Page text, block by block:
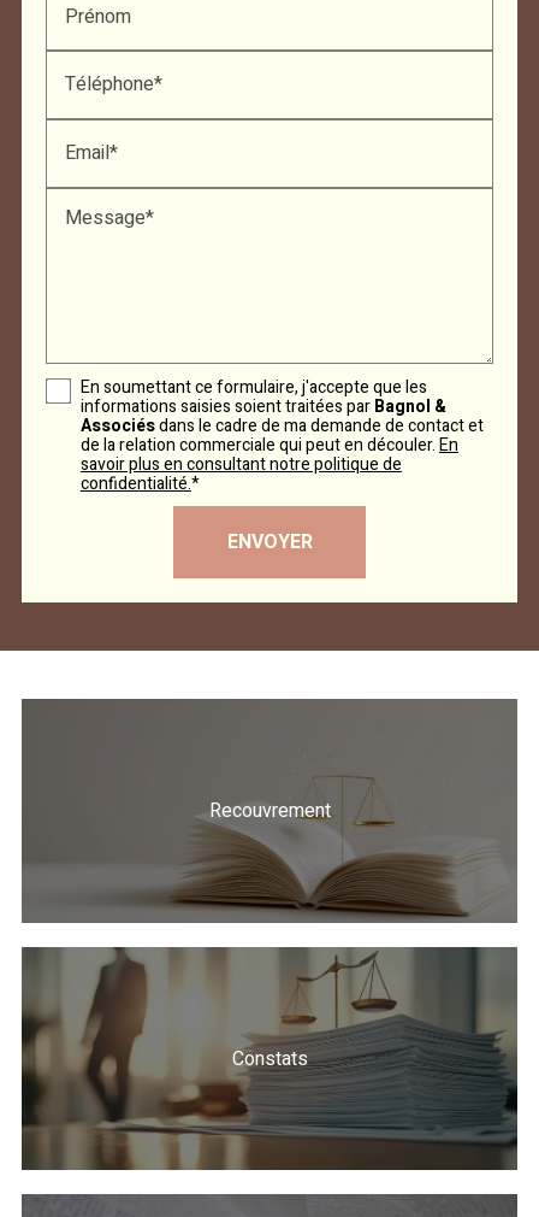
Prénom
Téléphone*
Email*
Message*
En soumettant ce formulaire, j'accepte que les
informations saisies soient traitées parBagnol &
Associésdans le cadre de ma demande de contact et
de la relation commerciale qui peut en découler.En
savoir plus en consultant notre politique de
confidentialité.*
Recouvrement
Constats